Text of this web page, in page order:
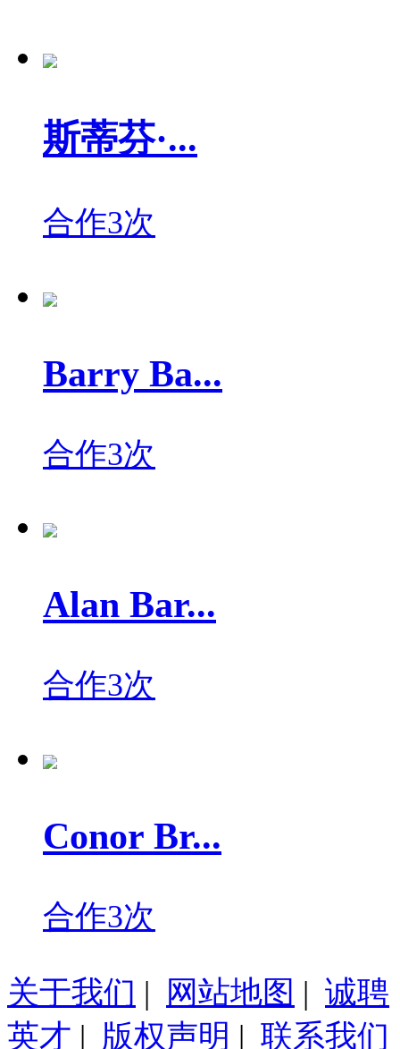
斯蒂芬·...
合作3次
Barry Ba...
合作3次
Alan Bar...
合作3次
Conor Br...
合作3次
关于我们 | 网站地图 | 诚聘
英才 | 版权声明 | 联系我们